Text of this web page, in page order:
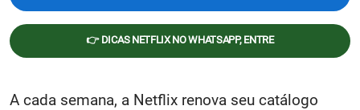
👉 DICAS NETFLIX NO WHATSAPP, ENTRE
A cada semana, a Netflix renova seu catálogo